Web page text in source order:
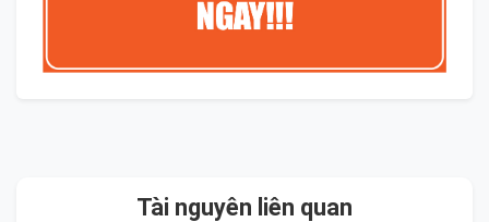
Tài nguyên liên quan